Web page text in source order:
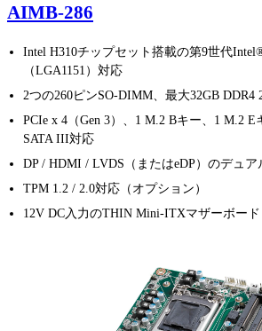
AIMB-286
Intel H310チップセット搭載の第9世代
（LGA1151）対応
2つの260ピンSO-DIMM、最大32GB DDR4
PCIe x 4（Gen 3）、1 M.2 Bキー、1 M.2 E
SATA III対応
DP / HDMI / LVDS（またはeDP）のデュ
TPM 1.2 / 2.0対応（オプション）
12V DC入力のTHIN Mini-ITXマザーボード